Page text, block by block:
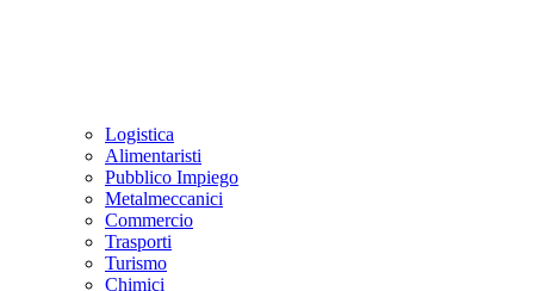
Logistica
Alimentaristi
Pubblico Impiego
Metalmeccanici
Commercio
Trasporti
Turismo
Chimici